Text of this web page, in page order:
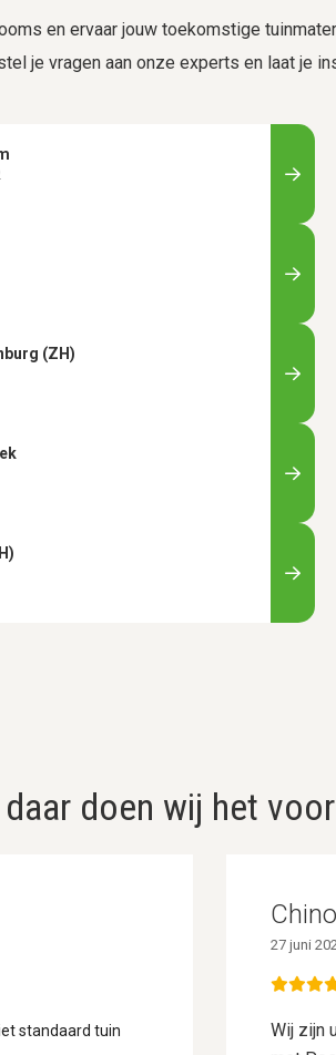
en ervaar jouw toekomstige
je vragen aan onze experts en laat je
(ZH)
doen wij het
standaard tuin
27 juni
Wij zijn